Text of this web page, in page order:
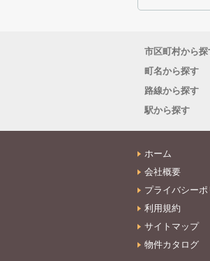
市区町村から探
町名から探す
路線から探す
駅から探す
ホーム
会社概要
プライバシーポ
利用規約
サイトマップ
物件カタログ